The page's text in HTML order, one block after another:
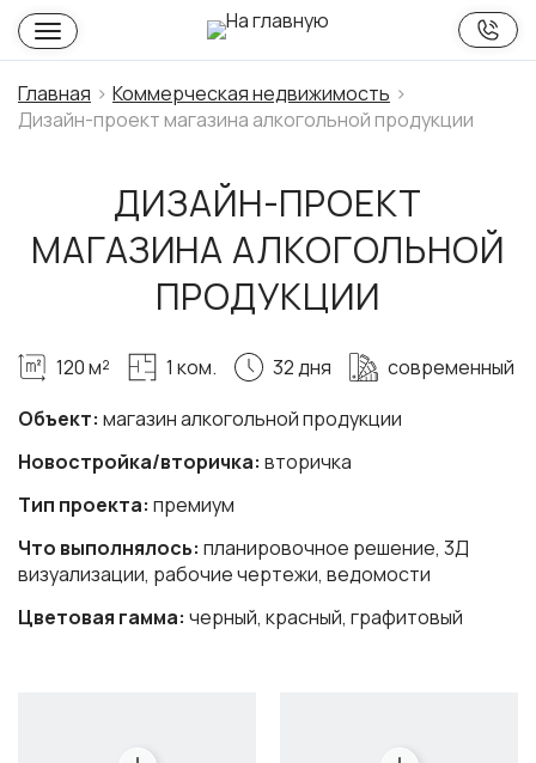
Главная
Коммерческая недвижимость
Дизайн-проект магазина алкогольной продукции
ДИЗАЙН-ПРОЕКТ
МАГАЗИНА АЛКОГОЛЬНОЙ
ПРОДУКЦИИ
Объект: магазин алкогольной продукции
Новостройка/вторичка: вторичка
Тип проекта: премиум
Что выполнялось: планировочное решение, 3Д
визуализации, рабочие чертежи, ведомости
Цветовая гамма: черный, красный, графитовый
120 м² 1 ком. 32 дня современный